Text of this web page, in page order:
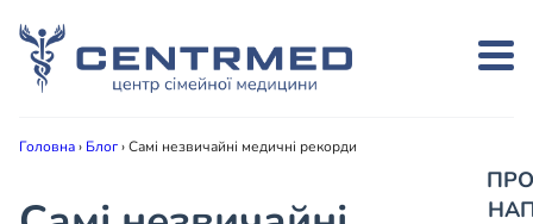
Головна› Блог›Самі незвичайні медичні рекорди